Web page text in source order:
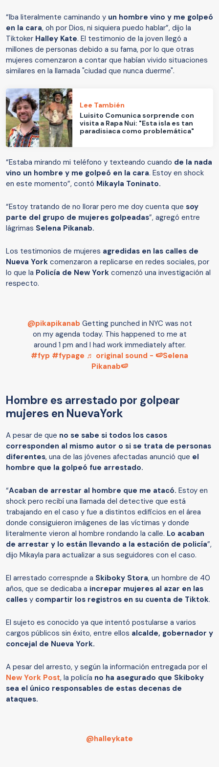
“Iba literalmente caminando y un hombre vino y me golpeó
en la cara, oh por Dios, ni siquiera puedo hablar”, dijo la
Tiktoker Halley Kate. El testimonio de la joven llegó a
millones de personas debido a su fama, por lo que otras
mujeres comenzaron a contar que habían vivido situaciones
similares en la llamada "ciudad que nunca duerme".
Lee También
Luisito Comunica sorprende con
visita a Rapa Nui: "Esta isla es tan
paradisiaca como problemática"
“Estaba mirando mi teléfono y texteando cuando de la nada
vino un hombre y me golpeó en la cara. Estoy en shock
en este momento”, contó Mikayla Toninato.
“Estoy tratando de no llorar pero me doy cuenta que soy
parte del grupo de mujeres golpeadas”, agregó entre
lágrimas Selena Pikanab.
Los testimonios de mujeres agredidas en las calles de
Nueva York comenzaron a replicarse en redes sociales, por
lo que la Policía de New York comenzó una investigación al
respecto.
@pikapikanab Getting punched in NYC was not
on my agenda today. This happened to me at
around 1 pm and I had work immediately after.
#fyp #fypage ♬ original sound - 🍉Selena
Pikanab🍉
Hombre es arrestado por golpear
mujeres en NuevaYork
A pesar de que no se sabe si todos los casos
corresponden al mismo autor o si se trata de personas
diferentes, una de las jóvenes afectadas anunció que el
hombre que la golpeó fue arrestado.
“Acaban de arrestar al hombre que me atacó. Estoy en
shock pero recibí una llamada del detective que está
trabajando en el caso y fue a distintos edificios en el área
donde consiguieron imágenes de las víctimas y donde
literalmente vieron al hombre rondando la calle. Lo acaban
de arrestar y lo están llevando a la estación de policía”,
dijo Mikayla para actualizar a sus seguidores con el caso.
El arrestado correspnde a Skiboky Stora, un hombre de 40
años, que se dedicaba a increpar mujeres al azar en las
calles y compartir los registros en su cuenta de Tiktok.
El sujeto es conocido ya que intentó postularse a varios
cargos públicos sin éxito, entre ellos alcalde, gobernador y
concejal de Nueva York.
A pesar del arresto, y según la información entregada por el
New York Post, la policía no ha asegurado que Skiboky
sea el único responsables de estas decenas de
ataques.
@halleykate